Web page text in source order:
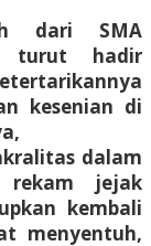
dari SMA
turut hadir
kesenian di
dalam
rekam jejak
kembali
menyentuh,